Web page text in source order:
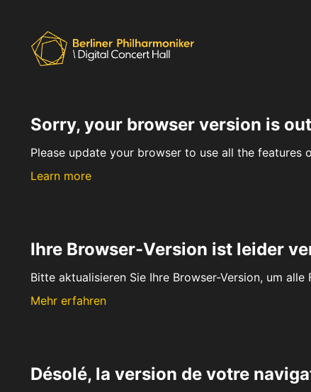
Sorry, your browser version is
Please update your browser to use all the features
Learn more
Ihre Browser-Version ist leider
Bitte aktualisieren Sie Ihre Browser-Version, um
Mehr erfahren
Désolé, la version de votre